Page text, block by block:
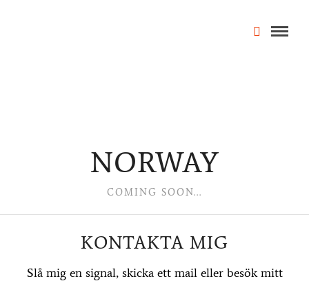
NORWAY
COMING SOON...
KONTAKTA MIG
Slå mig en signal, skicka ett mail eller besök mitt